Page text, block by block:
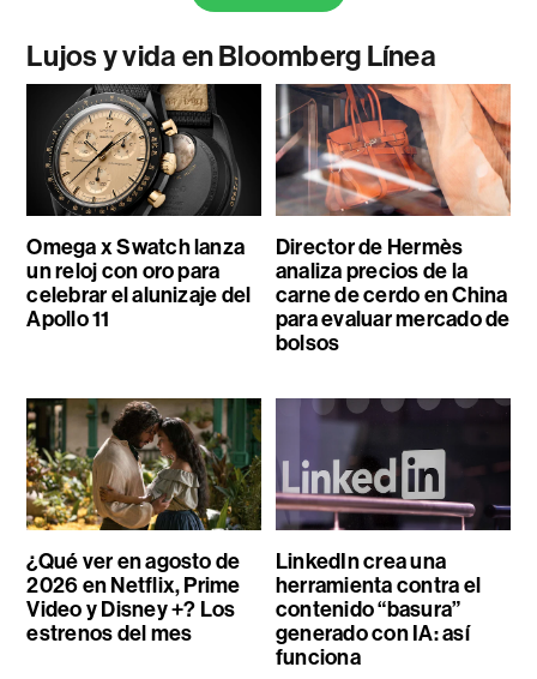
Lujos y vida en Bloomberg Línea
Omega x Swatch lanza
un reloj con oro para
celebrar el alunizaje del
Apollo 11
Director de Hermès
analiza precios de la
carne de cerdo en China
para evaluar mercado de
bolsos
¿Qué ver en agosto de
2026 en Netflix, Prime
Video y Disney +? Los
estrenos del mes
LinkedIn crea una
herramienta contra el
contenido “basura”
generado con IA: así
funciona